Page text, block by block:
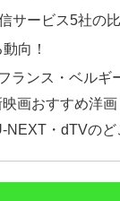
サービス5社の
向！
ランス・ベル
画おすすめ洋
NEXT・dTVのど